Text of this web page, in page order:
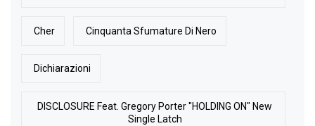
Cher Cinquanta Sfumature Di Nero
Dichiarazioni
DISCLOSURE Feat. Gregory Porter "HOLDING ON" New
Single Latch